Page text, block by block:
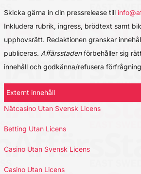
Skicka gärna in din pressrelease till
Inkludera rubrik, ingress, brödtext samt
upphovsrätt. Redaktionen granskar
publiceras. Affärsstadenförbehåller sig
innehåll och godkänna/refusera
Externt innehåll
Nätcasino Utan Svensk Licens
Betting Utan Licens
Casino Utan Svensk Licens
Casino Utan Licens